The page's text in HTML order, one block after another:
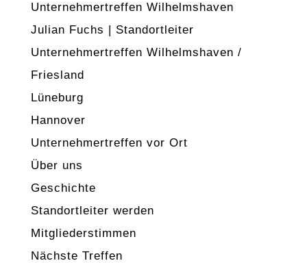
Unternehmertreffen Wilhelmshaven
Julian Fuchs | Standortleiter
Unternehmertreffen Wilhelmshaven /
Friesland
Lüneburg
Hannover
Unternehmertreffen vor Ort
Über uns
Geschichte
Standortleiter werden
Mitgliederstimmen
Nächste Treffen